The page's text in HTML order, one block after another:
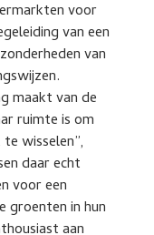
voor
van een
van
maakt van de
ruimte is om
wisselen”,
daar echt
voor een
groenten in hun